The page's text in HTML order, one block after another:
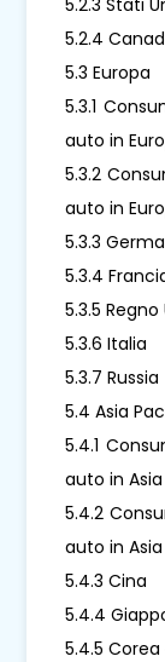
5.2.4
5.3 Europa
5.3.1
auto in
5.3.2
auto in
5.3.3
5.3.4
5.3.5
5.3.6 Italia
5.3.7 Russia
5.4 Asia
5.4.1
auto in
5.4.2
auto in
5.4.3 Cina
5.4.4
5.4.5 Corea